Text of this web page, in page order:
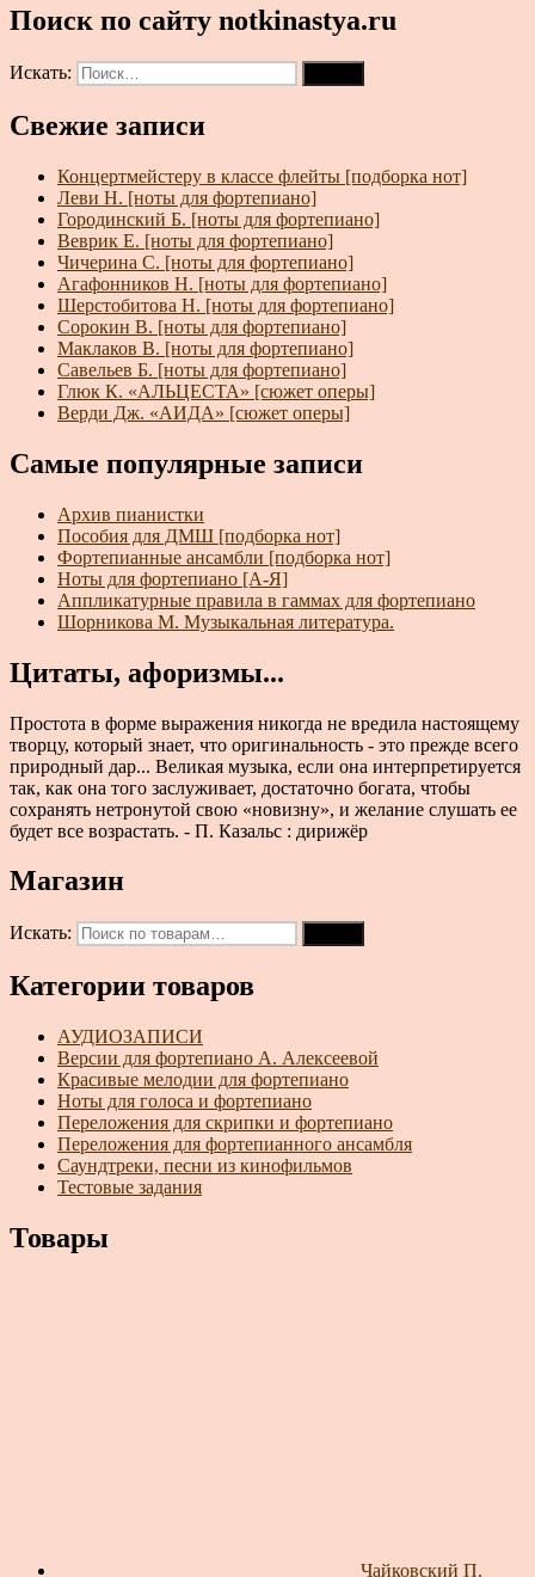
Поиск по сайту notkinastya.ru
Искать:
Свежие записи
Концертмейстеру в классе флейты [подборка нот]
Леви Н. [ноты для фортепиано]
Городинский Б. [ноты для фортепиано]
Веврик Е. [ноты для фортепиано]
Чичерина С. [ноты для фортепиано]
Агафонников Н. [ноты для фортепиано]
Шерстобитова Н. [ноты для фортепиано]
Сорокин В. [ноты для фортепиано]
Маклаков В. [ноты для фортепиано]
Савельев Б. [ноты для фортепиано]
Глюк К. «АЛЬЦЕСТА» [сюжет оперы]
Верди Дж. «АИДА» [сюжет оперы]
Самые популярные записи
Архив пианистки
Пособия для ДМШ [подборка нот]
Фортепианные ансамбли [подборка нот]
Ноты для фортепиано [А-Я]
Аппликатурные правила в гаммах для фортепиано
Шорникова М. Музыкальная литература.
Цитаты, афоризмы...
Простота в форме выражения никогда не вредила настоящему
творцу, который знает, что оригинальность - это прежде всего
природный дар... Великая музыка, если она интерпретируется
так, как она того заслуживает, достаточно богата, чтобы
сохранять нетронутой свою «новизну», и желание слушать ее
будет все возрастать. - П. Казальс : дирижёр
Магазин
Искать:
Категории товаров
АУДИОЗАПИСИ
Версии для фортепиано А. Алексеевой
Красивые мелодии для фортепиано
Ноты для голоса и фортепиано
Переложения для скрипки и фортепиано
Переложения для фортепианного ансамбля
Саундтреки, песни из кинофильмов
Тестовые задания
Товары
Чайковский П.